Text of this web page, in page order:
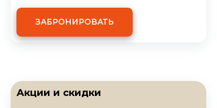
ЗАБРОНИРОВАТЬ
Акции и скидки